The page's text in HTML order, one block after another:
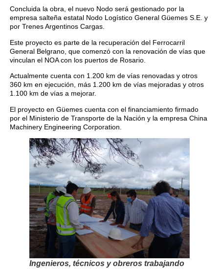
Concluida la obra, el nuevo Nodo será gestionado por la
empresa salteña estatal Nodo Logístico General Güemes S.E. y
por Trenes Argentinos Cargas.
Este proyecto es parte de la recuperación del Ferrocarril
General Belgrano, que comenzó con la renovación de vías que
vinculan el NOA con los puertos de Rosario.
Actualmente cuenta con 1.200 km de vías renovadas y otros
360 km en ejecución, más 1.200 km de vías mejoradas y otros
1.100 km de vías a mejorar.
El proyecto en Güemes cuenta con el financiamiento firmado
por el Ministerio de Transporte de la Nación y la empresa China
Machinery Engineering Corporation.
Ingenieros, técnicos y obreros trabajando